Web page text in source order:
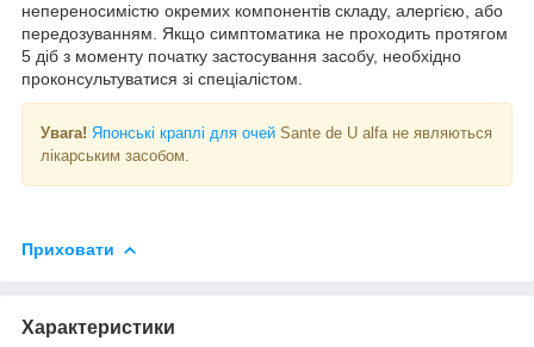
непереносимістю окремих компонентів складу, алергією, або
передозуванням. Якщо симптоматика не проходить протягом
5 діб з моменту початку застосування засобу, необхідно
проконсультуватися зі спеціалістом.
Увага! Японські краплі для очей Sante de U alfa не являються
лікарським засобом.
Приховати
Характеристики